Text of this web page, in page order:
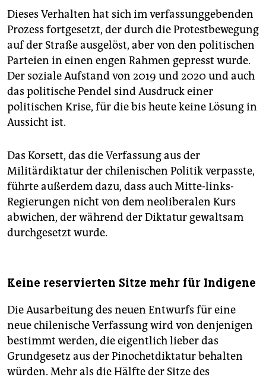
Dieses Verhalten hat sich im verfassunggebenden
Prozess fortgesetzt, der durch die Protestbewegung
auf der Straße ausgelöst, aber von den politischen
Parteien in einen engen Rahmen gepresst wurde.
Der soziale Aufstand von 2019 und 2020 und auch
das politische Pendel sind Ausdruck einer
politischen Krise, für die bis heute keine Lösung in
Aussicht ist.
Das Korsett, das die Verfassung aus der
Militärdiktatur der chilenischen Politik verpasste,
führte außerdem dazu, dass auch Mitte-links-
Regierungen nicht von dem neoliberalen Kurs
abwichen, der während der Diktatur gewaltsam
durchgesetzt wurde.
Keine reservierten Sitze mehr für Indigene
Die Ausarbeitung des neuen Entwurfs für eine
neue chilenische Verfassung wird von denjenigen
bestimmt werden, die eigentlich lieber das
Grundgesetz aus der Pinochetdiktatur behalten
würden. Mehr als die Hälfte der Sitze des